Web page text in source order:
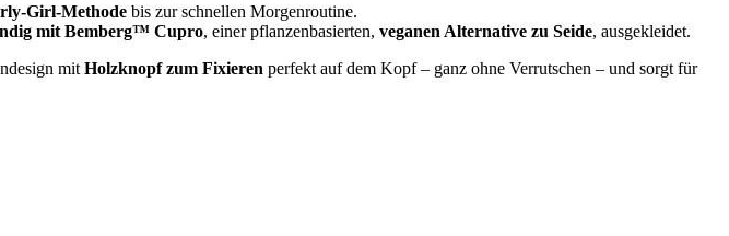
Girl-Methode bis zur schnellen Morgenroutine.
mit Bemberg™ Cupro, einer pflanzenbasierten, veganen Alternative zu Seide, ausgekleidet.
mit Holzknopf zum Fixieren perfekt auf dem Kopf – ganz ohne Verrutschen – und sorgt für